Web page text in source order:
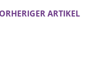
ARTIKEL